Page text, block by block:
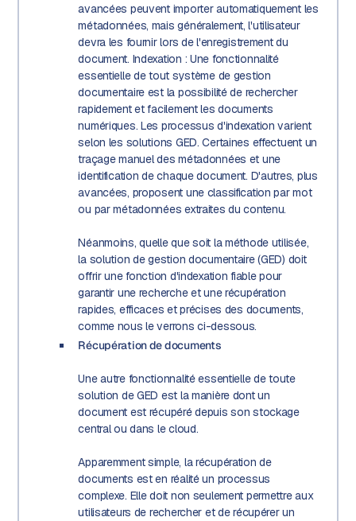
avancées peuvent importer automatiquement les
métadonnées, mais généralement, l'utilisateur
devra les fournir lors de l'enregistrement du
document. Indexation : Une fonctionnalité
essentielle de tout système de gestion
documentaire est la possibilité de rechercher
rapidement et facilement les documents
numériques. Les processus d'indexation varient
selon les solutions GED. Certaines effectuent un
traçage manuel des métadonnées et une
identification de chaque document. D'autres, plus
avancées, proposent une classification par mot
ou par métadonnées extraites du contenu.
Néanmoins, quelle que soit la méthode utilisée,
la solution de gestion documentaire (GED) doit
offrir une fonction d'indexation fiable pour
garantir une recherche et une récupération
rapides, efficaces et précises des documents,
comme nous le verrons ci-dessous.
Récupération de documents
Une autre fonctionnalité essentielle de toute
solution de GED est la manière dont un
document est récupéré depuis son stockage
central ou dans le cloud.
Apparemment simple, la récupération de
documents est en réalité un processus
complexe. Elle doit non seulement permettre aux
utilisateurs de rechercher et de récupérer un